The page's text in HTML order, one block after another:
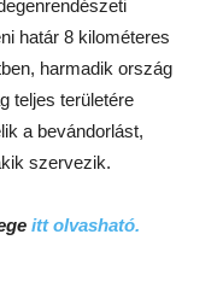
határ 8 kilométeres
harmadik ország
teljes területére
a bevándorlást,
szervezik.
itt olvasható.